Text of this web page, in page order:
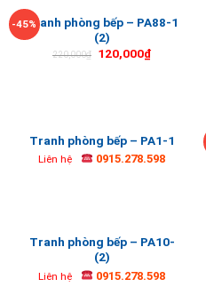
-45%Tranh phòng bếp – PA88-1
(2)
220,000₫ 120,000₫
Tranh phòng bếp – PA1-1
Liên hệ 0915.278.598
Tranh phòng bếp – PA10-
(2)
Liên hệ 0915.278.598